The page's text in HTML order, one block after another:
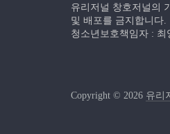
유리저널 창호저널의
및 배포를 금지합니다.
청소년보호책임자 : 최
Copyright © 2026 유리